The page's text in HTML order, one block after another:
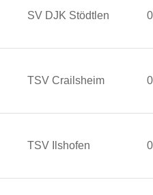
SV DJK Stödtlen
TSV Crailsheim
TSV Ilshofen